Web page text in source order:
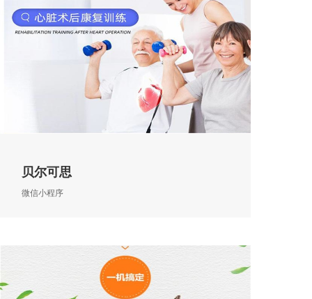
贝尔可思
微信小程序